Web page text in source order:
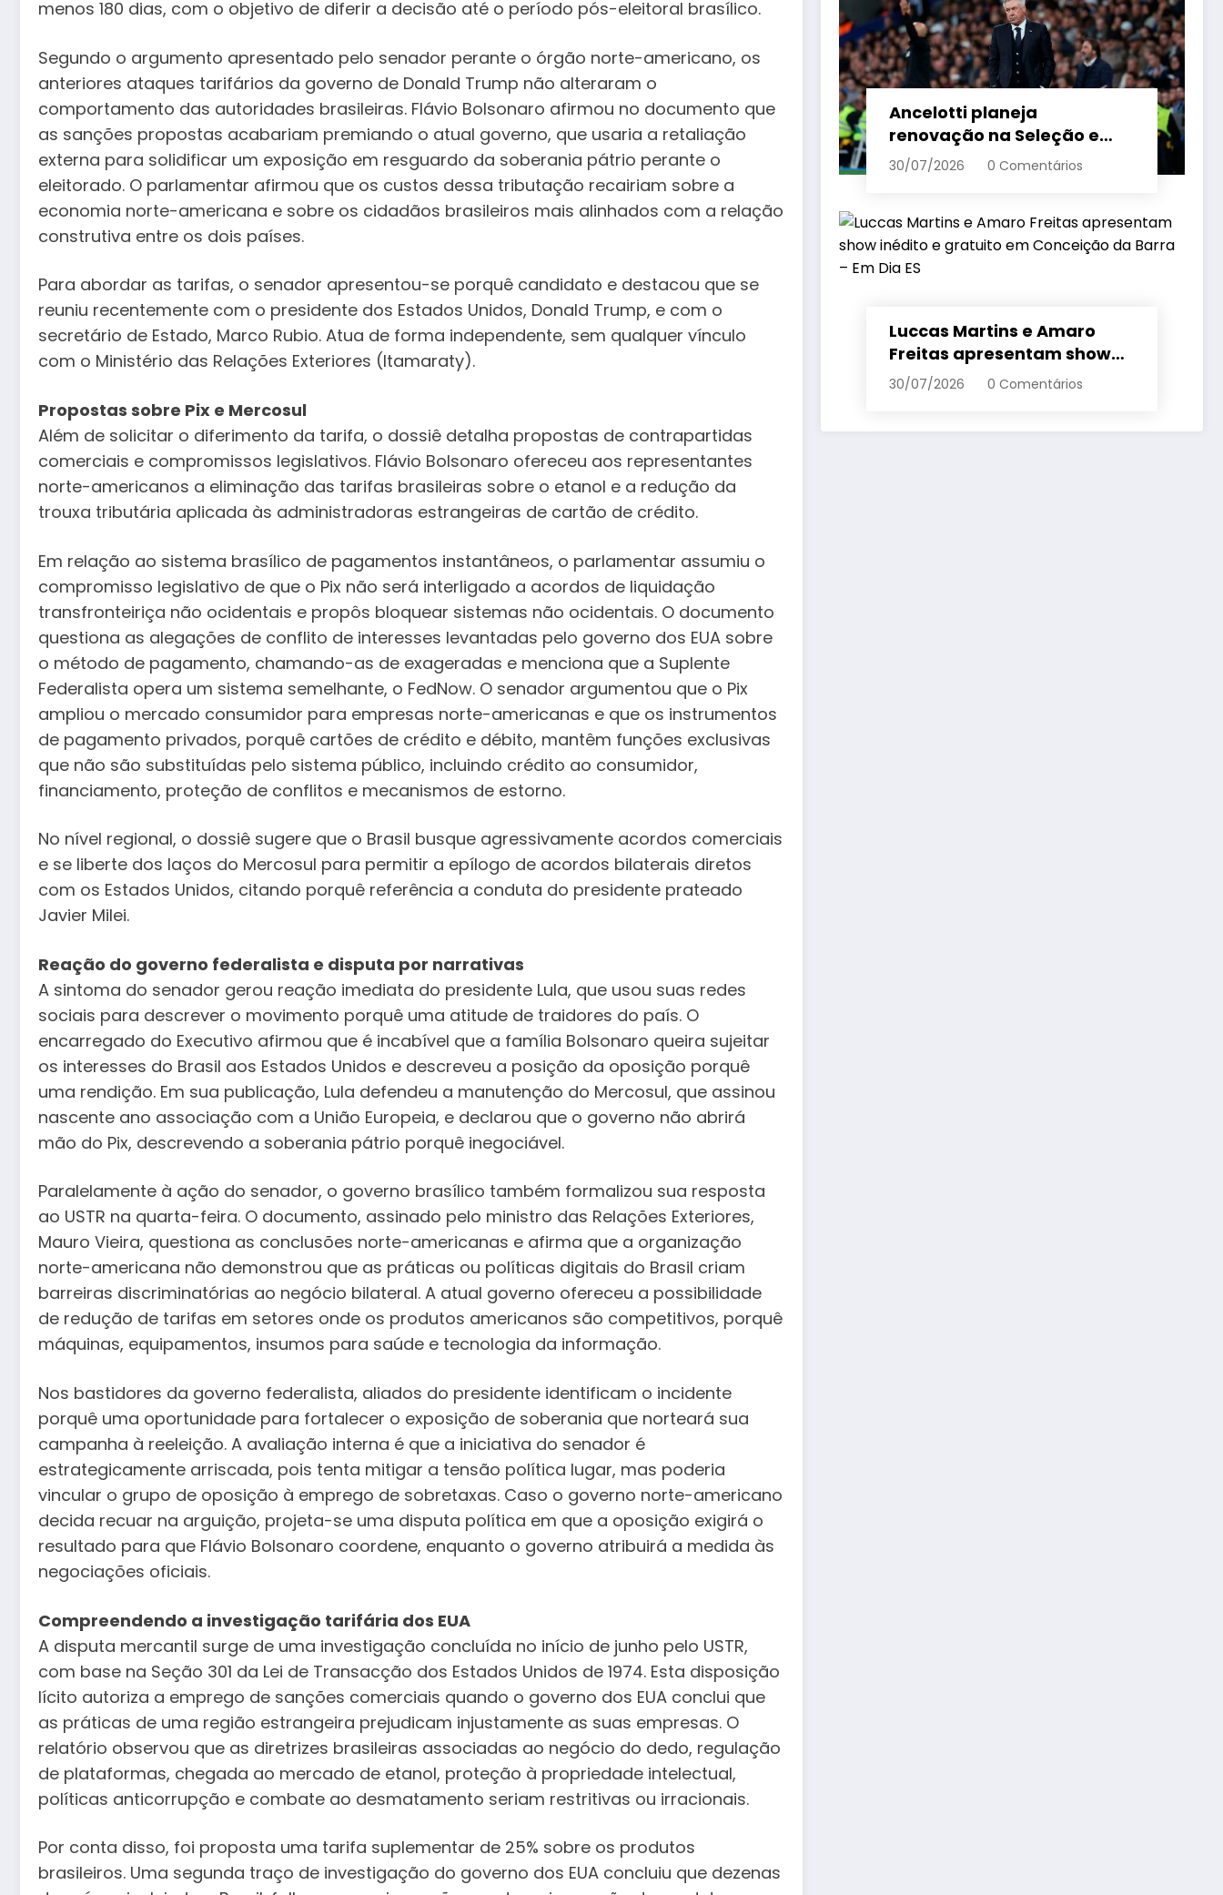
menos 180 dias, com o objetivo de diferir a decisão até o período pós-eleitoral brasílico.
Segundo o argumento apresentado pelo senador perante o órgão norte-americano, os
anteriores ataques tarifários da governo de Donald Trump não alteraram o
comportamento das autoridades brasileiras. Flávio Bolsonaro afirmou no documento que
as sanções propostas acabariam premiando o atual governo, que usaria a retaliação
externa para solidificar um exposição em resguardo da soberania pátrio perante o
eleitorado. O parlamentar afirmou que os custos dessa tributação recairiam sobre a
economia norte-americana e sobre os cidadãos brasileiros mais alinhados com a relação
construtiva entre os dois países.
Para abordar as tarifas, o senador apresentou-se porquê candidato e destacou que se
reuniu recentemente com o presidente dos Estados Unidos, Donald Trump, e com o
secretário de Estado, Marco Rubio. Atua de forma independente, sem qualquer vínculo
com o Ministério das Relações Exteriores (Itamaraty).
Propostas sobre Pix e Mercosul
Além de solicitar o diferimento da tarifa, o dossiê detalha propostas de contrapartidas
comerciais e compromissos legislativos. Flávio Bolsonaro ofereceu aos representantes
norte-americanos a eliminação das tarifas brasileiras sobre o etanol e a redução da
trouxa tributária aplicada às administradoras estrangeiras de cartão de crédito.
Em relação ao sistema brasílico de pagamentos instantâneos, o parlamentar assumiu o
compromisso legislativo de que o Pix não será interligado a acordos de liquidação
transfronteiriça não ocidentais e propôs bloquear sistemas não ocidentais. O documento
questiona as alegações de conflito de interesses levantadas pelo governo dos EUA sobre
o método de pagamento, chamando-as de exageradas e menciona que a Suplente
Federalista opera um sistema semelhante, o FedNow. O senador argumentou que o Pix
ampliou o mercado consumidor para empresas norte-americanas e que os instrumentos
de pagamento privados, porquê cartões de crédito e débito, mantêm funções exclusivas
que não são substituídas pelo sistema público, incluindo crédito ao consumidor,
financiamento, proteção de conflitos e mecanismos de estorno.
No nível regional, o dossiê sugere que o Brasil busque agressivamente acordos comerciais
e se liberte dos laços do Mercosul para permitir a epílogo de acordos bilaterais diretos
com os Estados Unidos, citando porquê referência a conduta do presidente prateado
Javier Milei.
Reação do governo federalista e disputa por narrativas
A sintoma do senador gerou reação imediata do presidente Lula, que usou suas redes
sociais para descrever o movimento porquê uma atitude de traidores do país. O
encarregado do Executivo afirmou que é incabível que a família Bolsonaro queira sujeitar
os interesses do Brasil aos Estados Unidos e descreveu a posição da oposição porquê
uma rendição. Em sua publicação, Lula defendeu a manutenção do Mercosul, que assinou
nascente ano associação com a União Europeia, e declarou que o governo não abrirá
mão do Pix, descrevendo a soberania pátrio porquê inegociável.
Paralelamente à ação do senador, o governo brasílico também formalizou sua resposta
ao USTR na quarta-feira. O documento, assinado pelo ministro das Relações Exteriores,
Mauro Vieira, questiona as conclusões norte-americanas e afirma que a organização
norte-americana não demonstrou que as práticas ou políticas digitais do Brasil criam
barreiras discriminatórias ao negócio bilateral. A atual governo ofereceu a possibilidade
de redução de tarifas em setores onde os produtos americanos são competitivos, porquê
máquinas, equipamentos, insumos para saúde e tecnologia da informação.
Nos bastidores da governo federalista, aliados do presidente identificam o incidente
porquê uma oportunidade para fortalecer o exposição de soberania que norteará sua
campanha à reeleição. A avaliação interna é que a iniciativa do senador é
estrategicamente arriscada, pois tenta mitigar a tensão política lugar, mas poderia
vincular o grupo de oposição à emprego de sobretaxas. Caso o governo norte-americano
decida recuar na arguição, projeta-se uma disputa política em que a oposição exigirá o
resultado para que Flávio Bolsonaro coordene, enquanto o governo atribuirá a medida às
negociações oficiais.
Compreendendo a investigação tarifária dos EUA
A disputa mercantil surge de uma investigação concluída no início de junho pelo USTR,
com base na Seção 301 da Lei de Transacção dos Estados Unidos de 1974. Esta disposição
lícito autoriza a emprego de sanções comerciais quando o governo dos EUA conclui que
as práticas de uma região estrangeira prejudicam injustamente as suas empresas. O
relatório observou que as diretrizes brasileiras associadas ao negócio do dedo, regulação
de plataformas, chegada ao mercado de etanol, proteção à propriedade intelectual,
políticas anticorrupção e combate ao desmatamento seriam restritivas ou irracionais.
Por conta disso, foi proposta uma tarifa suplementar de 25% sobre os produtos
brasileiros. Uma segunda traço de investigação do governo dos EUA concluiu que dezenas
Ancelotti planeja
renovação na Seleção e
menciona termo de ciclo
30/07/2026 0 Comentários
Luccas Martins e Amaro
Freitas apresentam show
inédito e gratuito em
30/07/2026 0 Comentários